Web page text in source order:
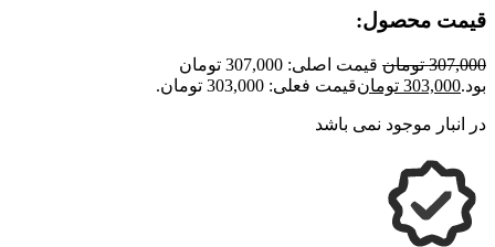
قیمت محصول:
307,000 تومان
قیمت اصلی: 307,000 تومان
بود.303,000 تومانقیمت فعلی: 303,000 تومان.
در انبار موجود نمی باشد